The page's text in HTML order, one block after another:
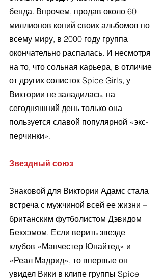
бенда. Впрочем, продав около 60
миллионов копий своих альбомов по
всему миру, в 2000 году группа
окончательно распалась. И несмотря
на то, что сольная карьера, в отличие
от других солисток Spice Girls, у
Виктории не заладилась, на
сегодняшний день только она
пользуется славой популярной «экс-
перчинки».
Звездный союз
Знаковой для Виктории Адамс стала
встреча с мужчиной всей ее жизни –
британским футболистом Дэвидом
Бекхэмом. Если верить звезде
клубов «Манчестер Юнайтед» и
«Реал Мадрид», то впервые он
увидел Вики в клипе группы Spice